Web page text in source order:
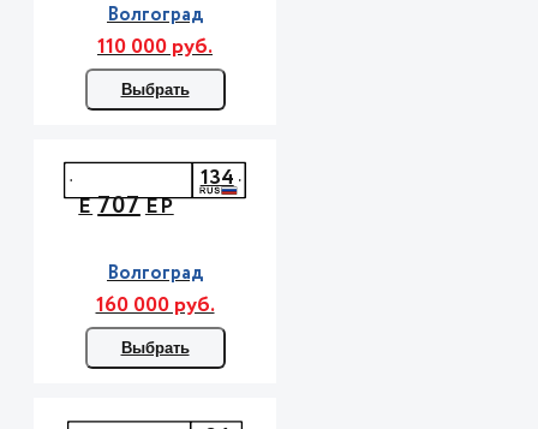
Волгоград
110 000 руб.
Выбрать
Е707ЕР
134
Волгоград
160 000 руб.
Выбрать